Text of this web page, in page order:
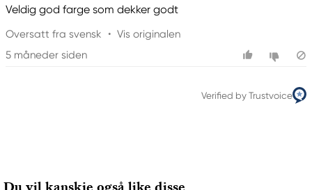
Veldig god farge som dekker godt
Oversatt fra svensk • Vis originalen
5 måneder siden
Verified by Trustvoice